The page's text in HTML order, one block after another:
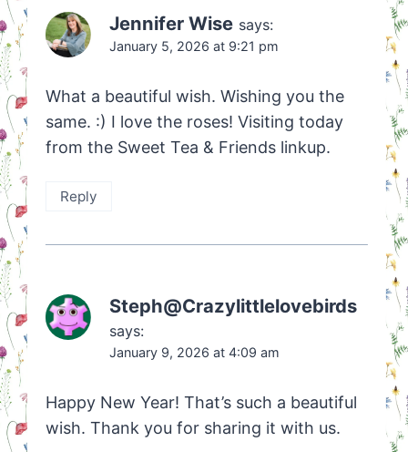
Jennifer Wise says:
January 5, 2026 at 9:21 pm
What a beautiful wish. Wishing you the
same. :) I love the roses! Visiting today
from the Sweet Tea & Friends linkup.
Reply
Steph@Crazylittlelovebirds
says:
January 9, 2026 at 4:09 am
Happy New Year! That’s such a beautiful
wish. Thank you for sharing it with us.